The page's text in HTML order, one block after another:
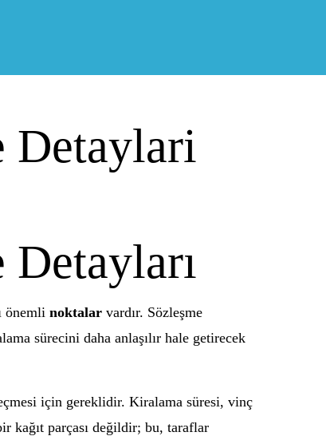
Detaylari
önemli noktalar vardır. Sözleşme
sürecini daha anlaşılır hale getirecek
için gereklidir. Kiralama süresi, vinç
kağıt parçası değildir; bu, taraflar